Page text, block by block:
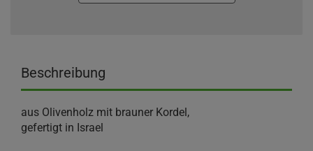
Beschreibung
aus Olivenholz mit brauner Kordel,
gefertigt in Israel